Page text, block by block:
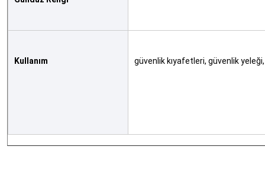
Kullanım güvenlik kıyafetleri, güvenlik